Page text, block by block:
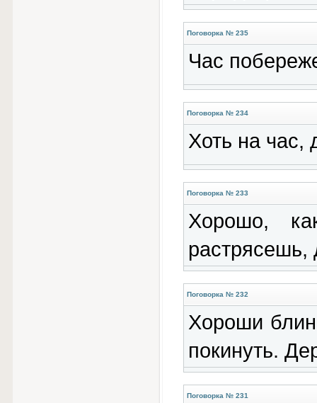
Поговорка № 235
Час
Поговорка № 234
Хоть на час,
Поговорка № 233
Хорошо,
Поговорка № 232
Хороши
покинуть.
Поговорка № 231